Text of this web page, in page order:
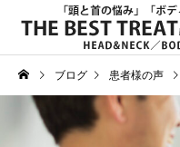
ブログ 患者様の声